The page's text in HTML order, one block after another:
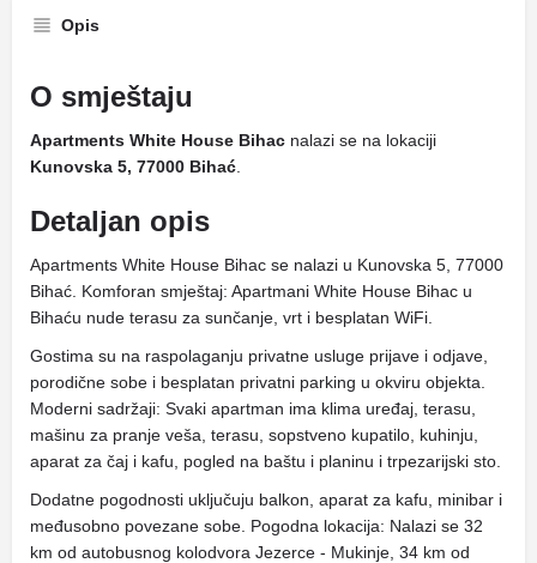
Opis
O smještaju
Apartments White House Bihac nalazi se na lokaciji
Kunovska 5, 77000 Bihać
Detaljan opis
Apartments White House Bihac se nalazi u Kunovska 5, 77000
Bihać. Komforan smještaj: Apartmani White House Bihac u
Bihaću nude terasu za sunčanje, vrt i besplatan WiFi.
Gostima su na raspolaganju privatne usluge prijave i odjave,
porodične sobe i besplatan privatni parking u okviru objekta.
Moderni sadržaji: Svaki apartman ima klima uređaj, terasu,
mašinu za pranje veša, terasu, sopstveno kupatilo, kuhinju,
aparat za čaj i kafu, pogled na baštu i planinu i trpezarijski sto.
Dodatne pogodnosti uključuju balkon, aparat za kafu, minibar i
međusobno povezane sobe. Pogodna lokacija: Nalazi se 32
km od autobusnog kolodvora Jezerce - Mukinje, 34 km od